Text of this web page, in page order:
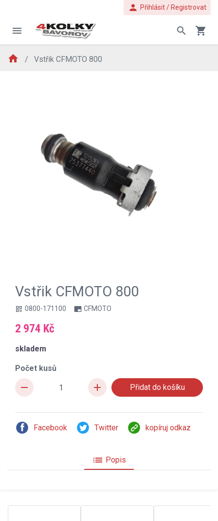
person Přihlásit / Registrovat
menu search shopping_cart
home Vstřik CFMOTO 800
Vstřik CFMOTO 800
qr_code 0800-171100 branding_watermark CFMOTO
2 974 Kč
skladem
Počet kusů
remove add
Facebook Twitter kopíruj odkaz
list Popis